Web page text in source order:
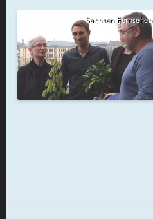
Sachsen Fernsehen